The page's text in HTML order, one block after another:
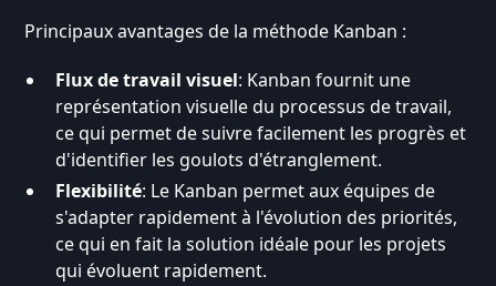
Principaux avantages de la méthode Kanban :
Flux de travail visuel: Kanban fournit une
représentation visuelle du processus de travail,
ce qui permet de suivre facilement les progrès et
d'identifier les goulots d'étranglement.
Flexibilité: Le Kanban permet aux équipes de
s'adapter rapidement à l'évolution des priorités,
ce qui en fait la solution idéale pour les projets
qui évoluent rapidement.